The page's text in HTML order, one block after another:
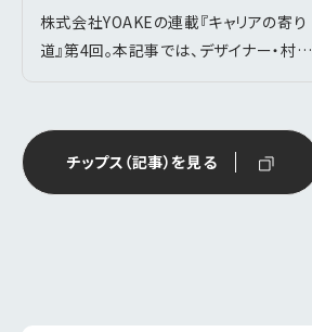
しての道を切り拓く
株式会社YOAKEの連載『キャリアの寄り
道』第4回。本記事では、デザイナー・村田
ティング視点」と「力を借りる力」とは。
YOAKEで軽やかに自分らしい道を切り拓
く、等身大の心の軌跡をお届けします。
チップス（記事）を見る